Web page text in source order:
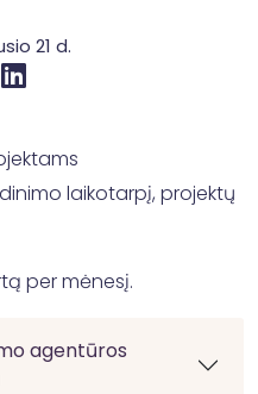
21 d.
laikotarpį, projektų
per mėnesį.
agentūros